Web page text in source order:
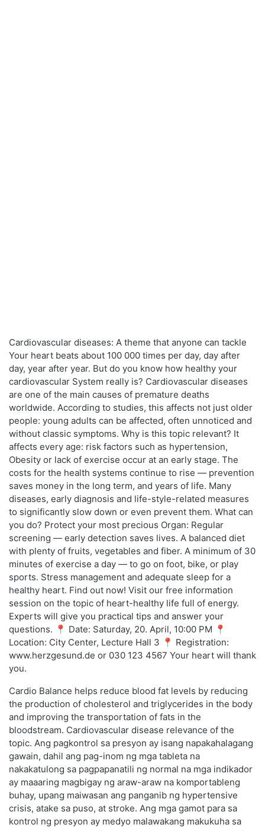
Cardiovascular diseases: A theme that anyone can tackle
Your heart beats about 100 000 times per day, day after
day, year after year. But do you know how healthy your
cardiovascular System really is? Cardiovascular diseases
are one of the main causes of premature deaths
worldwide. According to studies, this affects not just older
people: young adults can be affected, often unnoticed and
without classic symptoms. Why is this topic relevant? It
affects every age: risk factors such as hypertension,
Obesity or lack of exercise occur at an early stage. The
costs for the health systems continue to rise — prevention
saves money in the long term, and years of life. Many
diseases, early diagnosis and life-style-related measures
to significantly slow down or even prevent them. What can
you do? Protect your most precious Organ: Regular
screening — early detection saves lives. A balanced diet
with plenty of fruits, vegetables and fiber. A minimum of 30
minutes of exercise a day — to go on foot, bike, or play
sports. Stress management and adequate sleep for a
healthy heart. Find out now! Visit our free information
session on the topic of heart-healthy life full of energy.
Experts will give you practical tips and answer your
questions. 📍 Date: Saturday, 20. April, 10:00 PM 📍
Location: City Center, Lecture Hall 3 📍 Registration:
www.herzgesund.de or 030 123 4567 Your heart will thank
you.
Cardio Balance helps reduce blood fat levels by reducing
the production of cholesterol and triglycerides in the body
and improving the transportation of fats in the
bloodstream. Cardiovascular disease relevance of the
topic. Ang pagkontrol sa presyon ay isang napakahalagang
gawain, dahil ang pag-inom ng mga tableta na
nakakatulong sa pagpapanatili ng normal na mga indikador
ay maaaring magbigay ng araw-araw na komportableng
buhay, upang maiwasan ang panganib ng hypertensive
crisis, atake sa puso, at stroke. Ang mga gamot para sa
kontrol ng presyon ay medyo malawakang makukuha sa